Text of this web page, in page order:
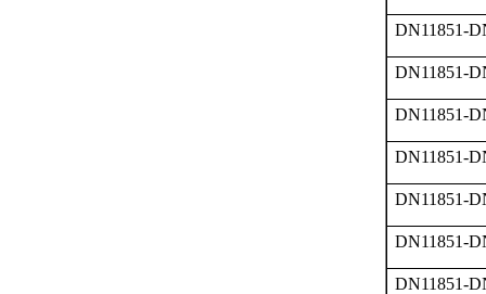
DN11851-
DN11851-
DN11851-
DN11851-
DN11851-
DN11851-
DN11851-